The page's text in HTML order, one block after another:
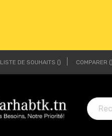
LISTE DE SOUHAITS COMPARER